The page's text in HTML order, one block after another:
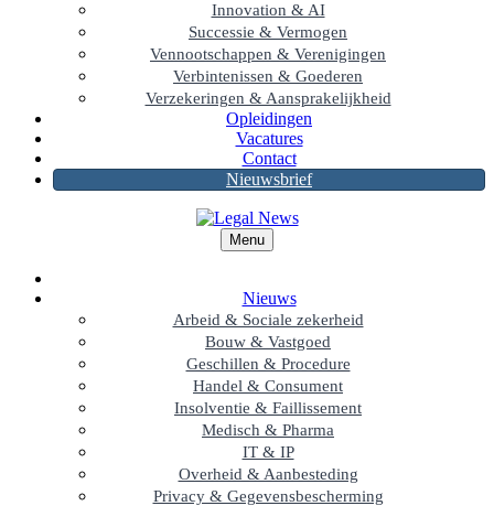
Innovation & AI
Successie & Vermogen
Vennootschappen & Verenigingen
Verbintenissen & Goederen
Verzekeringen & Aansprakelijkheid
Opleidingen
Vacatures
Contact
Nieuwsbrief
Menu
Nieuws
Arbeid & Sociale zekerheid
Bouw & Vastgoed
Geschillen & Procedure
Handel & Consument
Insolventie & Faillissement
Medisch & Pharma
IT & IP
Overheid & Aanbesteding
Privacy & Gegevensbescherming